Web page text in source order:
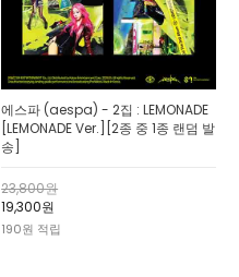
에스파 (aespa) - 2집 : LEMONADE
[LEMONADE Ver.][2종 중 1종 랜덤 발
송]
23,800원
19,300원
190원 적립